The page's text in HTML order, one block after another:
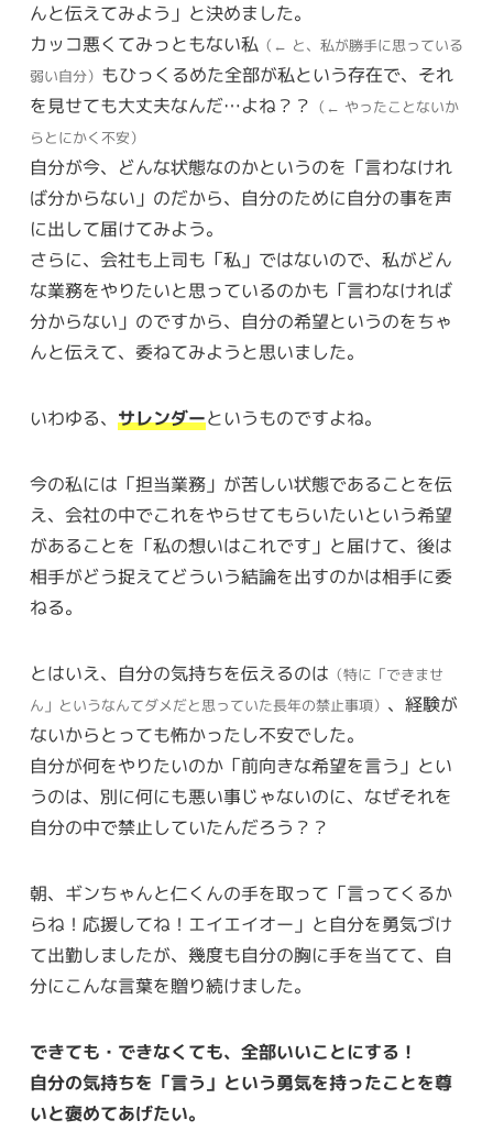
んと伝えてみよう」と決めました。
カッコ悪くてみっともない私（← と、私が勝手に思っている
弱い自分） もひっくるめた全部が私という存在で、それ
を見せても大丈夫なんだ…よね？？ （← やったことないか
らとにかく不安）
自分が今、どんな状態なのかというのを「言わなけれ
ば分からない」のだから、自分のために自分の事を声
に出して届けてみよう。
さらに、会社も上司も「私」ではないので、私がどん
な業務をやりたいと思っているのかも「言わなければ
分からない」のですから、自分の希望というのをちゃ
んと伝えて、委ねてみようと思いました。
いわゆる、 サレンダーというものですよね。
今の私には「担当業務」が苦しい状態であることを伝
え、会社の中でこれをやらせてもらいたいという希望
があることを「私の想いはこれです」と届けて、後は
相手がどう捉えてどういう結論を出すのかは相手に委
ねる。
とはいえ、自分の気持ちを伝えるのは （特に「できませ
ん」というなんてダメだと思っていた長年の禁止事項） 、経験が
ないからとっても怖かったし不安でした。
自分が何をやりたいのか「前向きな希望を言う」とい
うのは、別に何にも悪い事じゃないのに、なぜそれを
自分の中で禁止していたんだろう？？
朝、ギンちゃんと仁くんの手を取って「言ってくるか
らね！応援してね！エイエイオー」と自分を勇気づけ
て出勤しましたが、幾度も自分の胸に手を当てて、自
分にこんな言葉を贈り続けました。
できても・できなくても、全部いいことにする！
自分の気持ちを「言う」という勇気を持ったことを尊
いと褒めてあげたい。